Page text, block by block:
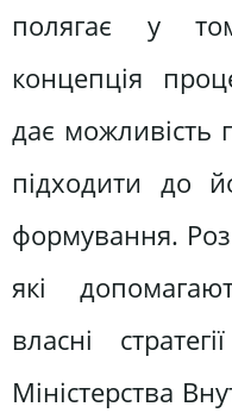
полягає у
концепція
дає можливість
підходити до
формування.
які
власні
Міністерства